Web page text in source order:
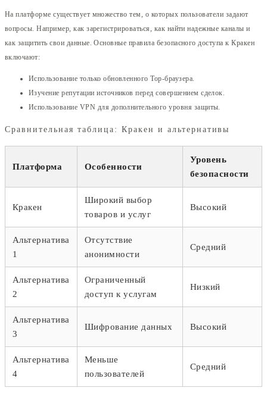
На платформе существует множество тем, о которых пользователи задают
вопросы. Например, как зарегистрироваться, как найти надежные каналы и
как защитить свои данные. Основные правила безопасного доступа к Кракен
включают:
Использование только обновленного Тор-браузера.
Изучение репутации источников перед совершением сделок.
Использование VPN для дополнительного уровня защиты.
Сравнительная таблица: Кракен и альтернативы
Платформа Особенности
Уровень
безопасности
Кракен
Широкий выбор
товаров и услуг
Высокий
Альтернатива
1
Отсутствие
анонимности
Средний
Альтернатива
2
Ограниченный
доступ к услугам
Низкий
Альтернатива
3
Шифрование данных Высокий
Альтернатива
4
Меньше
пользователей
Средний